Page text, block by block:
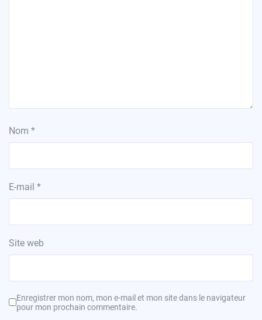
Nom *
E-mail *
Site web
Enregistrer mon nom, mon e-mail et mon site dans le navigateur
pour mon prochain commentaire.